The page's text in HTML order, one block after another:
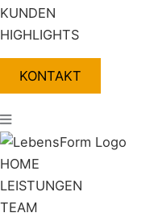
KUNDEN
HIGHLIGHTS
KONTAKT
HOME
LEISTUNGEN
TEAM